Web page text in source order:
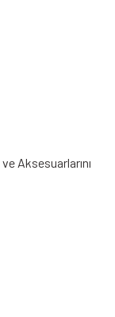
ve Aksesuarlarını